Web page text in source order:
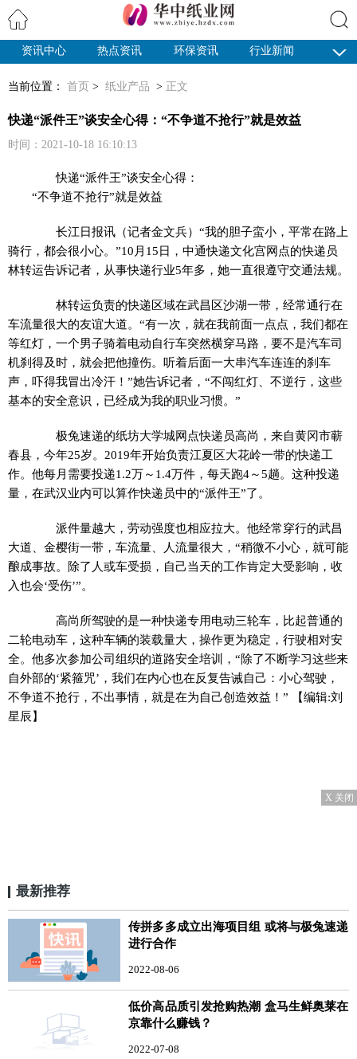
搜索
资讯中心 热点资讯 环保资讯
行业新闻
当前位置： 首页 > 纸业产品 > 正文
快递“派件王”谈安全心得：“不争道不抢行”就是效益
时间：2021-10-18 16:10:13
快递“派件王”谈安全心得：
“不争道不抢行”就是效益
长江日报讯（记者金文兵）“我的胆子蛮小，平常在路上
骑行，都会很小心。”10月15日，中通快递文化宫网点的快递员
林转运告诉记者，从事快递行业5年多，她一直很遵守交通法规。
林转运负责的快递区域在武昌区沙湖一带，经常通行在
车流量很大的友谊大道。“有一次，就在我前面一点点，我们都在
等红灯，一个男子骑着电动自行车突然横穿马路，要不是汽车司
机刹得及时，就会把他撞伤。听着后面一大串汽车连连的刹车
声，吓得我冒出冷汗！”她告诉记者，“不闯红灯、不逆行，这些
基本的安全意识，已经成为我的职业习惯。”
极兔速递的纸坊大学城网点快递员高尚，来自黄冈市蕲
春县，今年25岁。2019年开始负责江夏区大花岭一带的快递工
作。他每月需要投递1.2万～1.4万件，每天跑4～5趟。这种投递
量，在武汉业内可以算作快递员中的“派件王”了。
派件量越大，劳动强度也相应拉大。他经常穿行的武昌
大道、金樱街一带，车流量、人流量很大，“稍微不小心，就可能
酿成事故。除了人或车受损，自己当天的工作肯定大受影响，收
入也会‘受伤’”。
高尚所驾驶的是一种快递专用电动三轮车，比起普通的
二轮电动车，这种车辆的装载量大，操作更为稳定，行驶相对安
全。他多次参加公司组织的道路安全培训，“除了不断学习这些来
自外部的‘紧箍咒’，我们在内心也在反复告诫自己：小心驾驶，
不争道不抢行，不出事情，就是在为自己创造效益！”
【编辑:刘
星辰】
X 关闭
最新推荐
传拼多多成立出海项目组 或将与极兔速递
进行合作
2022-08-06
低价高品质引发抢购热潮 盒马生鲜奥莱在
京靠什么赚钱？
2022-07-08